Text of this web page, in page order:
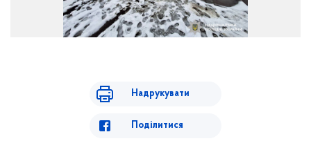
Надрукувати
Поділитися